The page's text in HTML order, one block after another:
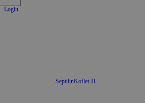
Login
SeptilinKoflet-H